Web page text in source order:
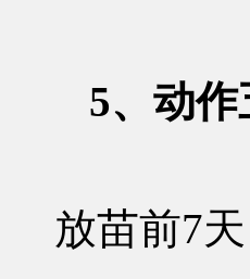
5、动
放苗前7天